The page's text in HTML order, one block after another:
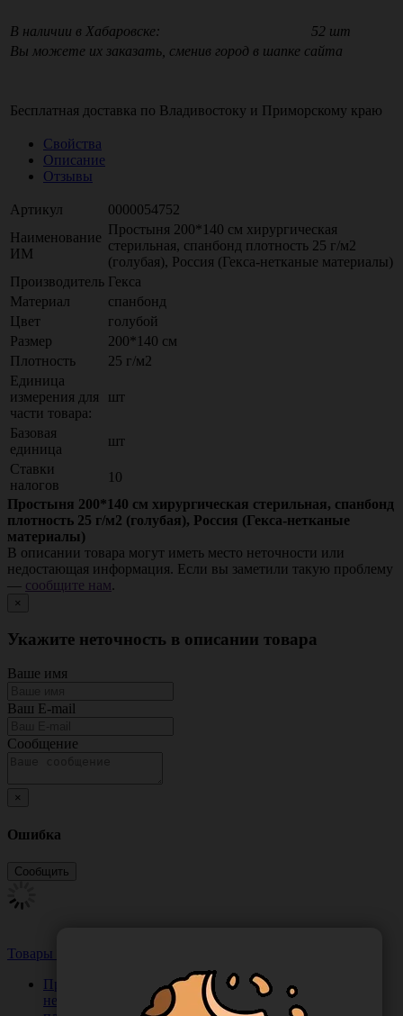
В наличии в Хабаровске:
52 шт
Вы можете их заказать, сменив город в шапке сайта
Бесплатная доставка по Владивостоку и Приморскому краю
Свойства
Описание
Отзывы
Артикул
0000054752
Наименование
ИМ
Простыня 200*140 см хирургическая
стерильная, спанбонд плотность 25 г/м2
(голубая), Россия (Гекса-нетканые материалы)
Производитель Гекса
Материал
спанбонд
Цвет
голубой
Размер
200*140 см
Плотность
25 г/м2
Единица
измерения для
части товара:
шт
Базовая
единица
шт
Ставки
налогов
10
Простыня 200*140 см хирургическая стерильная, спанбонд
плотность 25 г/м2 (голубая), Россия (Гекса-нетканые
материалы)
В описании товара могут иметь место неточности или
недостающая информация. Если вы заметили такую проблему
— сообщите нам.
×
Укажите неточность в описании товара
Ваше имя
Ваш E-mail
Сообщение
×
Ошибка
Товары из этой категории
Простыня 70*200 см медицинская одноразовая
нестерильная, из нетканого материала спанбонд